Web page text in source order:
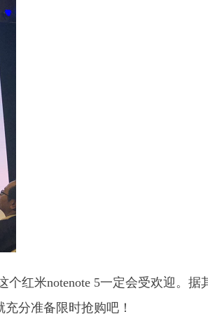
红米notenote 5一定会受欢迎。据
分准备限时抢购吧！